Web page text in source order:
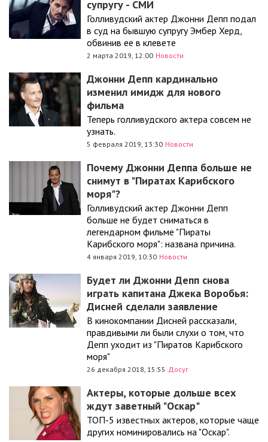
супругу - СМИ
Голливудский актер Джонни Депп подал
в суд на бывшую супругу Эмбер Херд,
обвинив ее в клевете
2 марта 2019, 12:00 Новости
Джонни Депп кардинально
изменил имидж для нового
фильма
Теперь голливудского актера совсем не
узнать.
5 февраля 2019, 13:30 Новости
Почему Джонни Деппа больше не
снимут в "Пиратах Карибского
моря"?
Голливудский актер Джонни Депп
больше не будет сниматься в
легендарном фильме "Пираты
Карибского моря": названа причина.
4 января 2019, 10:30 Новости
Будет ли Джонни Депп снова
играть капитана Джека Воробья:
Дисней сделали заявление
В кинокомпании Дисней рассказали,
правдивыми ли были слухи о том, что
Депп уходит из "Пиратов Карибского
моря"
26 декабря 2018, 15:55 Досуг
Актеры, которые дольше всех
ждут заветный "Оскар"
ТОП-5 известных актеров, которые чаще
других номинировались на "Оскар".